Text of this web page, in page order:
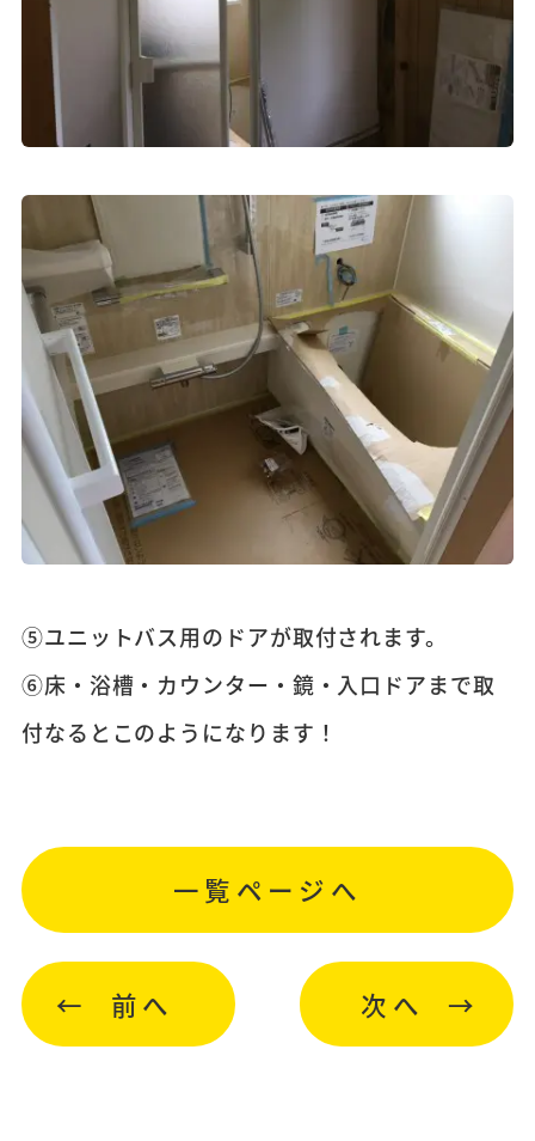
⑤ユニットバス用のドアが取付されます。
⑥床・浴槽・カウンター・鏡・入口ドアまで取
付なるとこのようになります！
前へ
一覧ページへ
次へ